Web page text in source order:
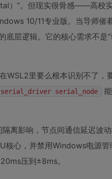
）”。但现实很骨感——高校
10/11专业版。当导师催
层逻辑。它的核心需求不是“
WSL2里要么根本识别不了，
serial_node
离影响，节点间通信延迟波动
核心，并禁用Windows电源管
压到±8ms。